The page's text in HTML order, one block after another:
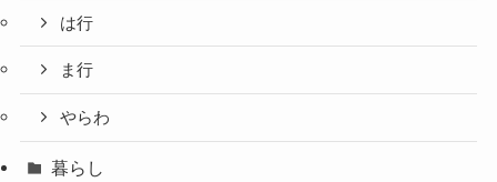
は行
ま行
やらわ
暮らし